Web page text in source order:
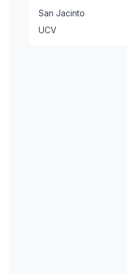
San Jacinto
UCV